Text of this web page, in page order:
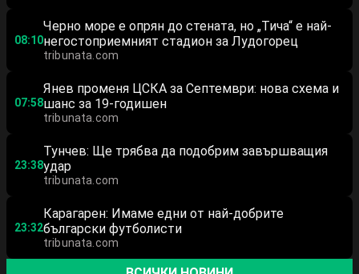
08:10
Черно море е опрян до стената, но „Тича“ е най-
негостоприемният стадион за Лудогорец
tribunata.com
07:58
Янев променя ЦСКА за Септември: нова схема и
шанс за 19-годишен
tribunata.com
23:38
Тунчев: Ще трябва да подобрим завършващия
удар
tribunata.com
23:32
Карагарен: Имаме едни от най-добрите
български футболисти
tribunata.com